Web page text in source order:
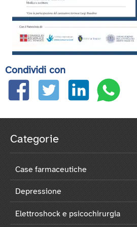
Condividi con
Categorie
Case farmaceutiche
Depressione
Elettroshock e psicochirurgia